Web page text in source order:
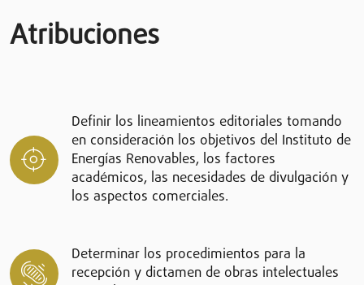
Atribuciones
Definir los lineamientos editoriales tomando
en consideración los objetivos del Instituto de
Energías Renovables, los factores
académicos, las necesidades de divulgación y
los aspectos comerciales.
Determinar los procedimientos para la
recepción y dictamen de obras intelectuales